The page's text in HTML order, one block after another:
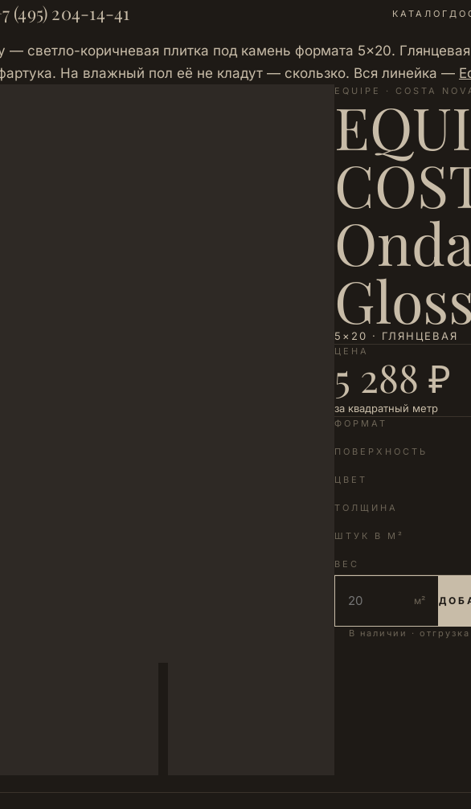
(495) 204-14-41 КАТАЛОГ
— светло-коричневая плитка под камень формата 5×20.
На влажный пол её не кладут — скользко. Вся линейка —
EQUIPE · COSTA
5×20 · ГЛЯНЦЕВАЯ
ЦЕНА
5 288 ₽
за квадратный метр
ФОРМАТ
ПОВЕРХНОСТЬ
ЦВЕТ
ТОЛЩИНА
ШТУК В М²
ВЕС
м²
В наличии ·